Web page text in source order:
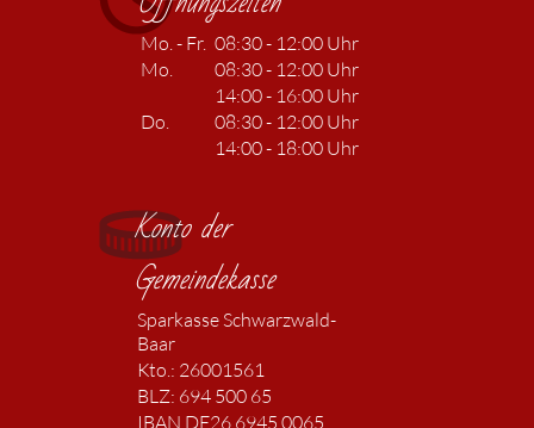
Mo. - Fr. 08:30 - 12:00 Uhr
Mo.
08:30 - 12:00 Uhr
14:00 - 16:00 Uhr
Do.
08:30 - 12:00 Uhr
14:00 - 18:00 Uhr
Konto der
Gemeindekasse
Sparkasse Schwarzwald-
Baar
Kto.: 26001561
BLZ: 694 500 65
IBAN DE26 6945 0065